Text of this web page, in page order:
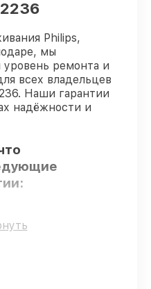
Philips,
мы
ремонта и
всех владельцев
Наши гарантии
надёжности и